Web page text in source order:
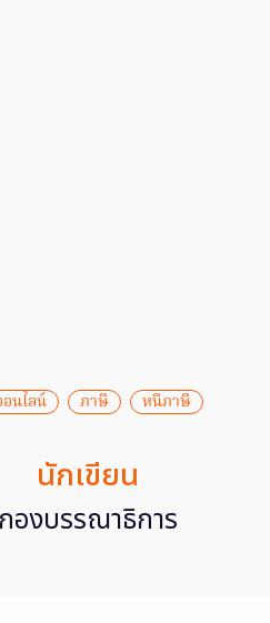
นไลน์ ภาษี หนีภาษี
นักเขียน
กองบรรณาธิการ